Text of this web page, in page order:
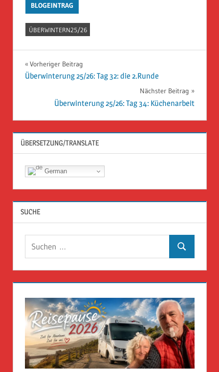
BLOGEINTRAG
ÜBERWINTERN25/26
Beitragsnavigation
Vorheriger Beitrag
Überwinterung 25/26: Tag 32: die 2.Runde
Nächster Beitrag
Überwinterung 25/26: Tag 34: Küchenarbeit
ÜBERSETZUNG/TRANSLATE
German
SUCHE
Suchen